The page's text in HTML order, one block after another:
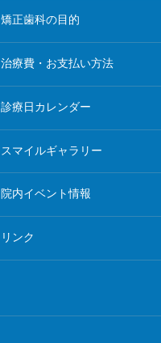
矯正歯科の目的
治療費・お支払い方法
診療日カレンダー
スマイルギャラリー
院内イベント情報
リンク